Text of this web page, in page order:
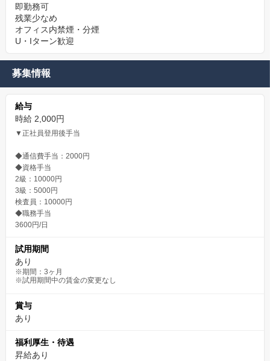
即勤務可
残業少なめ
オフィス内禁煙・分煙
U・Iターン歓迎
募集情報
給与
時給 2,000円
▼正社員登用後手当
◆通信費手当：2000円
◆資格手当
2級：10000円
3級：5000円
検査員：10000円
◆職務手当
3600円/日
試用期間
あり
※期間：3ヶ月
※試用期間中の賃金の変更なし
賞与
あり
福利厚生・待遇
昇給あり